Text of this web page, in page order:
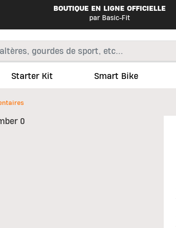
BOUTIQUE EN LIGNE OFFICIELLE
par Basic-Fit
Starter Kit Smart Bike